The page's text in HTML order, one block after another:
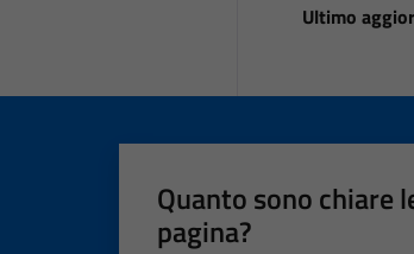
Ultimo
Quanto sono chiare
pagina?